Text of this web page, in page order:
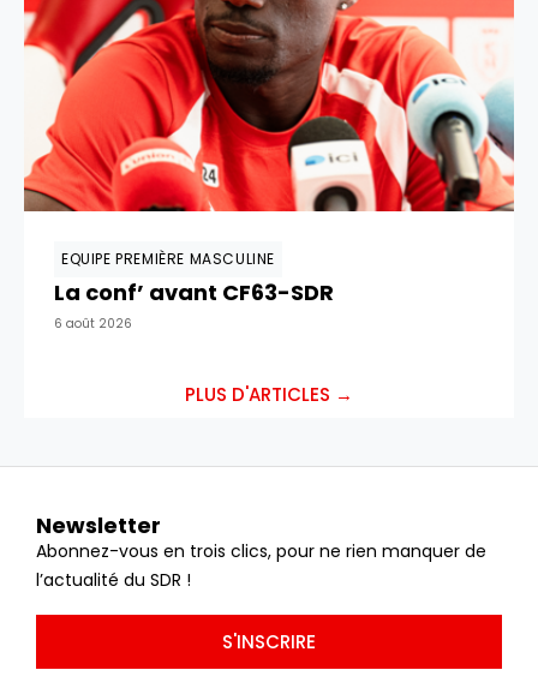
EQUIPE PREMIÈRE MASCULINE
La conf’ avant CF63-SDR
6 août 2026
PLUS D'ARTICLES →
Newsletter
Abonnez-vous en trois clics, pour ne rien manquer de
l’actualité du SDR !
S'INSCRIRE